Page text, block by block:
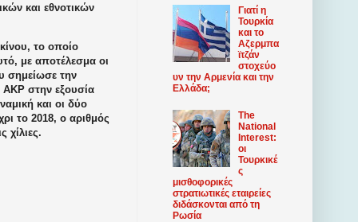
και εθνοτικών
το οποίο
με αποτέλεσμα οι
σημείωσε την
ΑΚΡ στην εξουσία
και οι δύο
το 2018, ο αριθμός
χίλιες.
Γιατί η
Τουρκία
και το
Αζερμπα
ϊτζάν
στοχεύο
υν την Αρμενία και την
Ελλάδα;
The
National
Interest:
οι
Τουρκικέ
ς
μισθοφορικές
στρατιωτικές εταιρείες
διδάσκονται από τη
Ρωσία